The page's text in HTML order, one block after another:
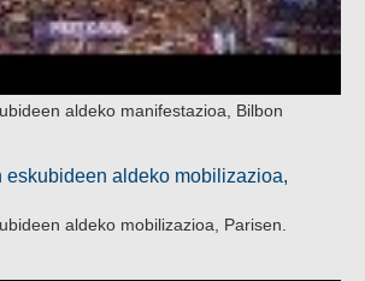
aldeko manifestazioa, Bilbon
aldeko mobilizazioa, Parisen.